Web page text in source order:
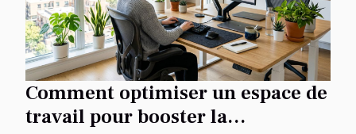
Comment optimiser un espace de
travail pour booster la